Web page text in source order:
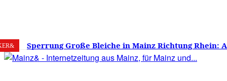
8. August 2026 28.3 Mainz
Sperrung Große Bleiche in Mainz Richtung Rhein:
verwirrt, Mainzer stinksauer – Haben die Mainzer